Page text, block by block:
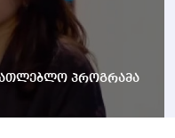
პროგრამა